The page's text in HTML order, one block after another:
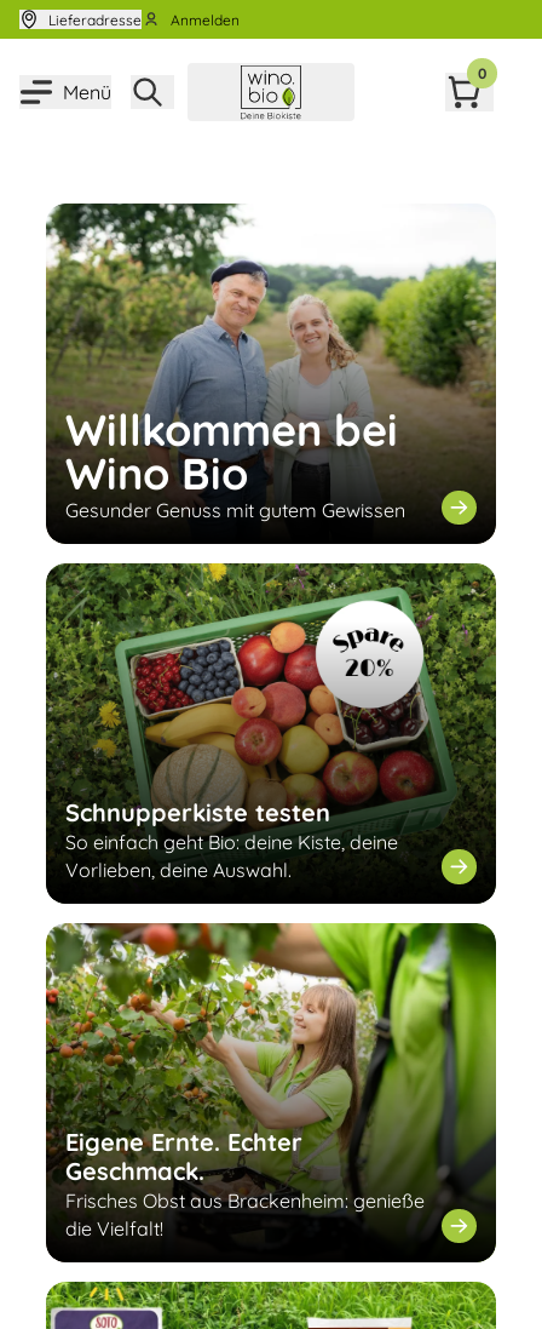
Zum Inhalt springen
Lieferadresse Anmelden
Menü
0
Willkommen bei
Wino Bio
Gesunder Genuss mit gutem Gewissen
Schnupperkiste testen
So einfach geht Bio: deine Kiste, deine
Vorlieben, deine Auswahl.
Eigene Ernte. Echter
Geschmack.
Frisches Obst aus Brackenheim: genieße
die Vielfalt!